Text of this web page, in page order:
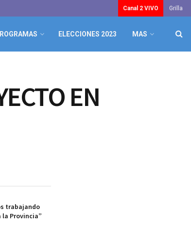
Canal 2 VIVO Grilla
ELECCIONES 2023 MAS
EN
trabajando
la Provincia”